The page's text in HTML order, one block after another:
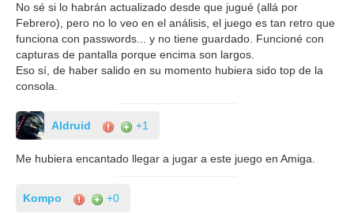
No sé si lo habrán actualizado desde que jugué (allá por
Febrero), pero no lo veo en el análisis, el juego es tan retro que
funciona con passwords... y no tiene guardado. Funcioné con
capturas de pantalla porque encima son largos.
Eso sí, de haber salido en su momento hubiera sido top de la
consola.
Aldruid +1
Me hubiera encantado llegar a jugar a este juego en Amiga.
Kompo +0